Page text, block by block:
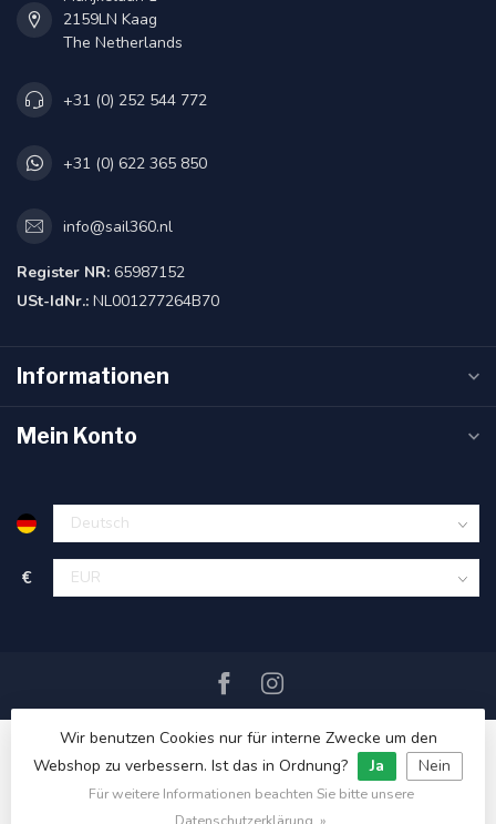
2159LN Kaag
The Netherlands
+31 (0) 252 544 772
+31 (0) 622 365 850
info@sail360.nl
Register NR: 65987152
USt-IdNr.: NL001277264B70
Informationen
Mein Konto
€
© Copyright 2026 SAIL360 watersport and boat equipment
Wir benutzen Cookies nur für interne Zwecke um den
Webshop zu verbessern. Ist das in Ordnung?
Ja Nein
Für weitere Informationen beachten Sie bitte unsere
Datenschutzerklärung. »